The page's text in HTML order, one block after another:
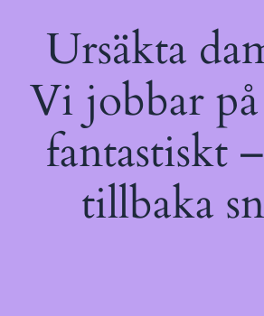
Ursäkta
Vi jobbar
fantastiskt
tillbaka